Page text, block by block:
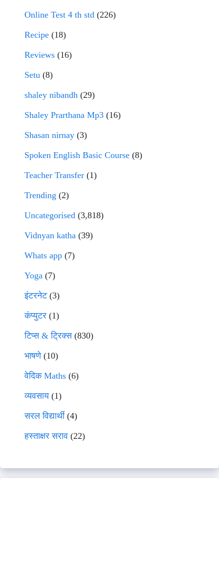
Online Test 4 th std (226)
Recipe (18)
Reviews (16)
Setu (8)
shaley nibandh (29)
Shaley Prarthana Mp3 (16)
Shasan nirnay (3)
Spoken English Basic Course (8)
Teacher Transfer (1)
Trending (2)
Uncategorised (3,818)
Vidnyan katha (39)
Whats app (7)
Yoga (7)
इंटरनेट(3)
कंप्युटर (1)
टिप्स & ट्रिक्स(830)
भाषणे(10)
वेदिक Maths (6)
व्यवसाय(1)
सरल विद्यार्थी(4)
हस्ताक्षर सराव (22)